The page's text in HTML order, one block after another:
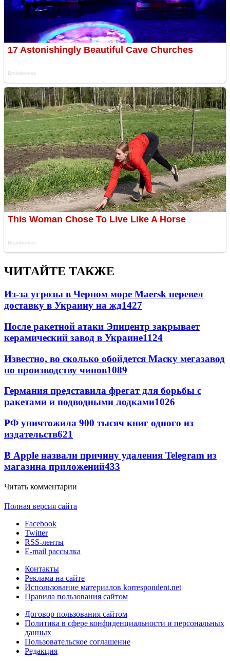
ЧИТАЙТЕ ТАКЖЕ
Из-за угрозы в Черном море Maersk перевел
доставку в Украину на жд1427
После ракетной атаки Эпицентр закрывает
керамический завод в Украине1124
Известно, во сколько обойдется Маску мегазавод
по производству чипов1089
Германия представила фрегат для борьбы с
ракетами и подводными лодками1026
РФ уничтожила 900 тысяч книг одного из
издательств621
В Apple назвали причину удаления Telegram из
магазина приложений433
Читать комментарии
Полная версия сайта
Facebook
Twitter
RSS-ленты
E-mail рассылка
Контакты
Реклама на сайте
Использование материалов korrespondent.net
Правила пользования сайтом
Договор пользования сайтом
Политика в сфере конфиденциальности и персональных
данных
Пользовательское соглашение
Редакция